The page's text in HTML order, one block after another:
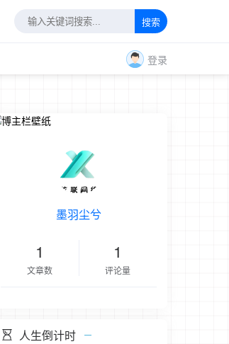
搜索
登录
墨羽尘兮
1
文章数
1
评论量
人生倒计时